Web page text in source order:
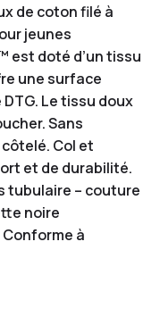
de coton filé à
jeunes
est doté d’un tissu
une surface
Le tissu doux
Sans
Col et
et de durabilité.
tubulaire – couture
noire
à